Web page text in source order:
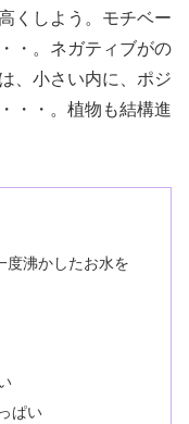
くしよう。モチベー
・。ネガティブがの
、小さい内に、ポジ
・・。植物も結構進
度沸かしたお水を
ぱい